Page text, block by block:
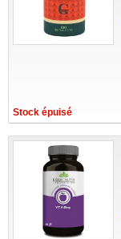
Stock épuisé